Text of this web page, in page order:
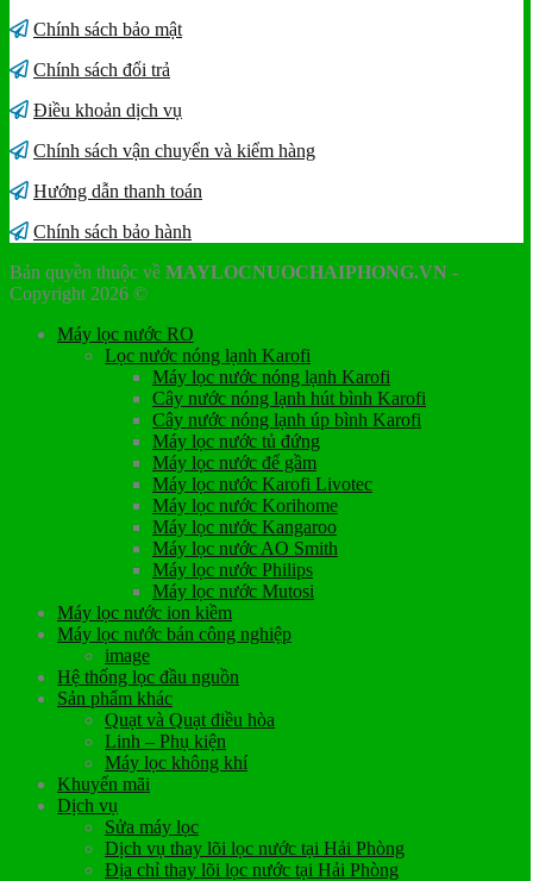
Chính sách bảo mật
Chính sách đổi trả
Điều khoản dịch vụ
Chính sách vận chuyển và kiểm hàng
Hướng dẫn thanh toán
Chính sách bảo hành
Bản quyền thuộc về MAYLOCNUOCHAIPHONG.VN -
Copyright 2026 ©
Máy lọc nước RO
Lọc nước nóng lạnh Karofi
Máy lọc nước nóng lạnh Karofi
Cây nước nóng lạnh hút bình Karofi
Cây nước nóng lạnh úp bình Karofi
Máy lọc nước tủ đứng
Máy lọc nước để gầm
Máy lọc nước Karofi Livotec
Máy lọc nước Korihome
Máy lọc nước Kangaroo
Máy lọc nước AO Smith
Máy lọc nước Philips
Máy lọc nước Mutosi
Máy lọc nước ion kiềm
Máy lọc nước bán công nghiệp
image
Hệ thống lọc đầu nguồn
Sản phẩm khác
Quạt và Quạt điều hòa
Linh – Phụ kiện
Máy lọc không khí
Khuyến mãi
Dịch vụ
Sửa máy lọc
Dịch vụ thay lõi lọc nước tại Hải Phòng
Địa chỉ thay lõi lọc nước tại Hải Phòng